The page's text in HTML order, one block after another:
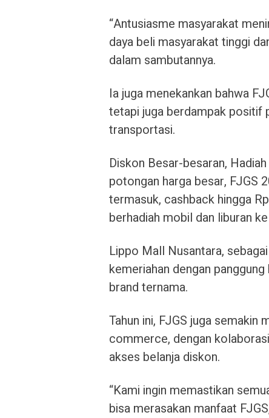
“Antusiasme masyarakat
daya beli masyarakat tinggi
dalam sambutannya.
Ia juga menekankan bahwa
tetapi juga berdampak positif
transportasi.
Diskon Besar-besaran,
potongan harga besar, FJGS
termasuk, cashback hingga
berhadiah mobil dan liburan
Lippo Mall Nusantara,
kemeriahan dengan
brand ternama.
Tahun ini, FJGS juga
commerce, dengan
akses belanja diskon.
“Kami ingin memastikan
bisa merasakan manfaat